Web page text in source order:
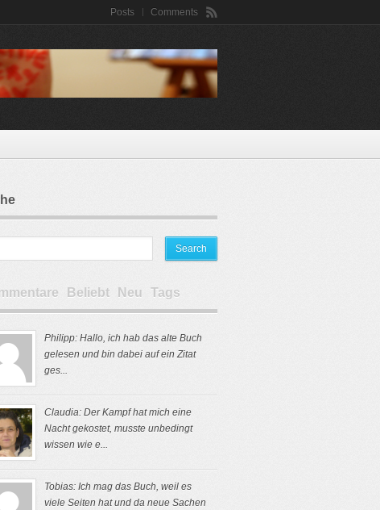
Comments
Posts
Beliebt Neu Tags
Philipp: Hallo, ich hab das alte Buch
gelesen und bin dabei auf ein Zitat
ges...
Claudia: Der Kampf hat mich eine
Nacht gekostet, musste unbedingt
wissen wie e...
Tobias: Ich mag das Buch, weil es
viele Seiten hat und da neue Sachen